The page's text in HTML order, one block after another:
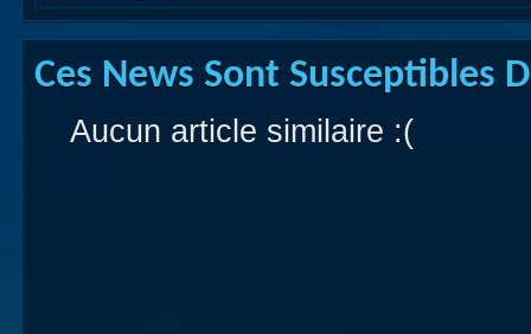
Ces News Sont Susceptibles
Aucun article similaire :(